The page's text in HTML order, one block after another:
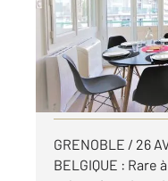
Appartement
1 590
par mois charges
Visiter le site dédié
GRENOBLE / 26
BELGIQUE : Rare